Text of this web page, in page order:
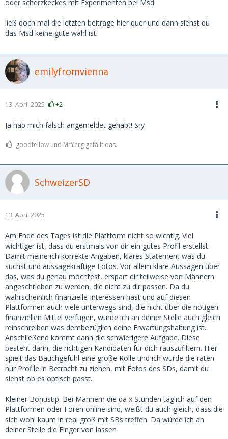
oder scherzkeckes mit Experimenten bei Msd
ließ doch mal die letzten beitrage hier quer und dann siehst du
das Msd keine gute wähl ist.
emilyfromvienna
13. April 2025 +2
Ja hab mich falsch angemeldet gehabt! Sry
goodfellow und MrYerg gefällt das.
SchweizerSD
13. April 2025
Am Ende des Tages ist die Plattform nicht so wichtig. Viel
wichtiger ist, dass du erstmals von dir ein gutes Profil erstellst.
Damit meine ich korrekte Angaben, klares Statement was du
suchst und aussagekräftige Fotos. Vor allem klare Aussagen über
das, was du genau möchtest, erspart dir teilweise von Männern
angeschrieben zu werden, die nicht zu dir passen. Da du
wahrscheinlich finanzielle Interessen hast und auf diesen
Plattformen auch viele unterwegs sind, die nicht über die nötigen
finanziellen Mittel verfügen, würde ich an deiner Stelle auch gleich
reinschreiben was dembezüglich deine Erwartungshaltung ist.
Anschließend kommt dann die schwierigere Aufgabe. Diese
besteht darin, die richtigen Kandidaten für dich rauszufiltern. Hier
spielt das Bauchgefühl eine große Rolle und ich würde die raten
nur Profile in Betracht zu ziehen, mit Fotos des SDs, damit du
siehst ob es optisch passt.
Kleiner Bonustip. Bei Männern die da x Stunden täglich auf den
Plattformen oder Foren online sind, weißt du auch gleich, dass die
sich wohl kaum in real groß mit SBs treffen. Da würde ich an
deiner Stelle die Finger von lassen